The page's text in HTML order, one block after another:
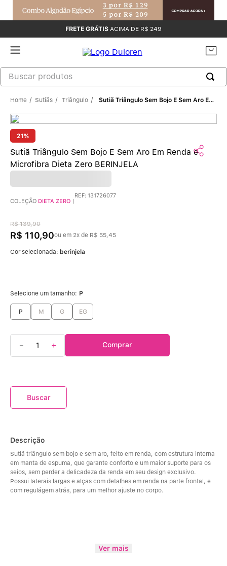
FRETE GRÁTIS ACIMA DE R$ 249
Sutiãs Triângulo Sutiã Triângulo Sem Bojo E Sem Aro Em Renda E Microfibra Dieta Zero BERINJELA
21%
Sutiã Triângulo Sem Bojo E Sem Aro Em Renda e
Microfibra Dieta Zero BERINJELA
COLEÇÃO DIETA ZERO |
REF: 131726077
R$ 139,90
R$ 110,90ou em 2x de R$ 55,45
Cor selecionada: berinjela
Selecione um tamanho: P
P M G EG
＋
－ Comprar
Descrição
Sutiã triângulo sem bojo e sem aro, feito em renda, com estrutura interna
em manta de espuma, que garante conforto e um maior suporte para os
seios, sem perder a delicadeza da renda em seu design exclusivo.
Possui laterais largas e alças com detalhes em renda na parte frontal, e
com regulágem atrás, para um melhor ajuste no corpo.
Ver mais